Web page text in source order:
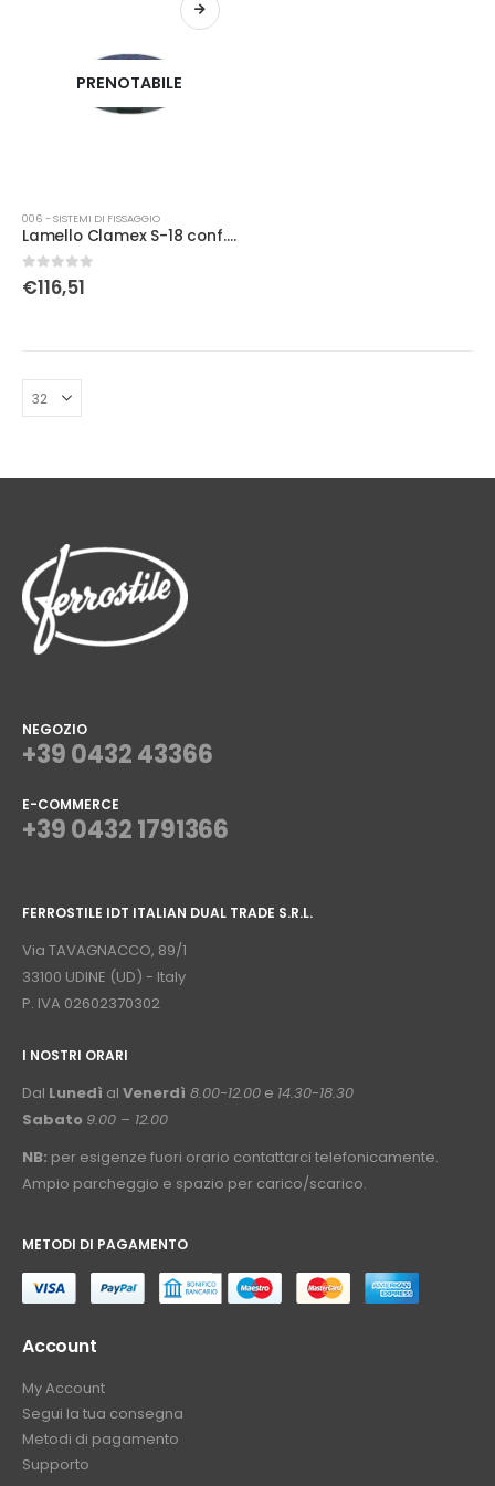
PRENOTABILE
006 - SISTEMI DI FISSAGGIO
Lamello Clamex S-18 conf. 50
0Su 5
€116,51
NEGOZIO
+39 0432 43366
E-COMMERCE
+39 0432 1791366
FERROSTILE IDT ITALIAN DUAL TRADE S.R.L.
Via TAVAGNACCO, 89/1
33100 UDINE (UD) - Italy
P. IVA 02602370302
I NOSTRI ORARI
Dal Lunedì al Venerdì 8.00-12.00 e 14.30-18.30
Sabato 9.00 – 12.00
NB: per esigenze fuori orario contattarci telefonicamente.
Ampio parcheggio e spazio per carico/scarico.
METODI DI PAGAMENTO
Account
My Account
Segui la tua consegna
Metodi di pagamento
Supporto